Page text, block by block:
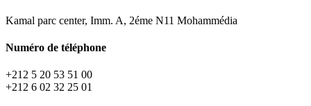
Kamal parc center, Imm. A, 2éme N11 Mohammédia
Numéro de téléphone
+212 5 20 53 51 00
+212 6 02 32 25 01